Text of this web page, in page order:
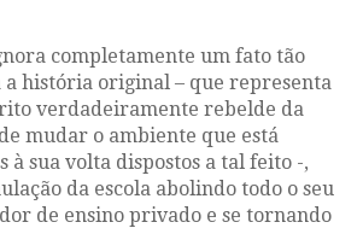
completamente um fato tão
história original – que representa
verdadeiramente rebelde da
mudar o ambiente que está
à sua volta dispostos a tal feito -,
da escola abolindo todo o seu
de ensino privado e se tornando